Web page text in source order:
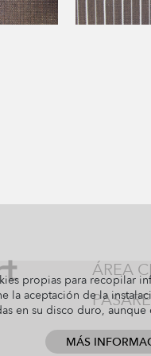
ÁREA
propias para recopilar
la aceptación de la
en su disco duro,
MÁS